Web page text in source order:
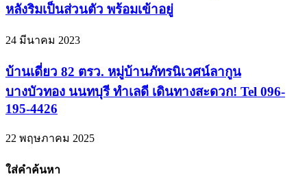
หลังริมเป็นส่วนตัว พร้อมเข้าอยู่
24 มีนาคม 2023
บ้านเดี่ยว 82 ตรว. หมู่บ้านภัทรนิเวศน์ลากูน
บางบัวทอง นนทบุรี ทำเลดี เดินทางสะดวก! Tel 096-
195-4426
22 พฤษภาคม 2025
ใส่คำค้นหา